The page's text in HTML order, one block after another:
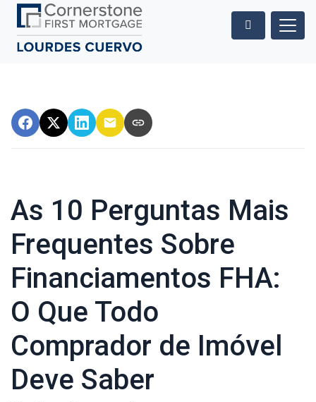
As 10 Perguntas Mais
Frequentes Sobre
Financiamentos FHA:
O Que Todo
Comprador de Imóvel
Deve Saber